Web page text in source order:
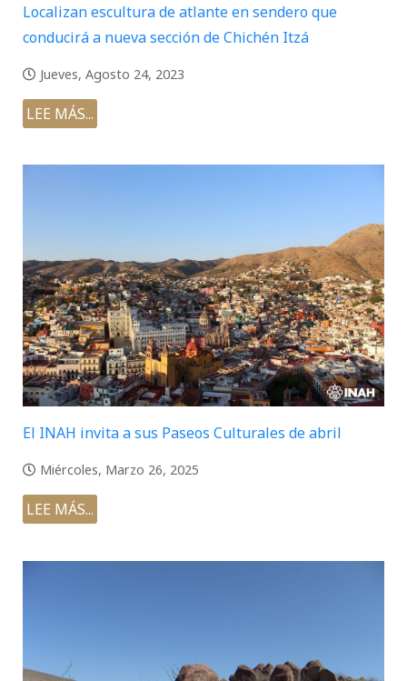
Localizan escultura de atlante en sendero que
conducirá a nueva sección de Chichén Itzá
Jueves, Agosto 24, 2023
LEE MÁS...
El INAH invita a sus Paseos Culturales de abril
Miércoles, Marzo 26, 2025
LEE MÁS...